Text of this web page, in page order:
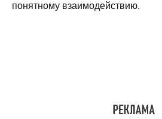
понятному взаимодействию.